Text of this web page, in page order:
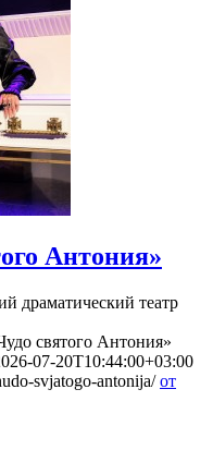
Антония»
драматический театр
святого Антония»
07-20T10:44:00+03:00
svjatogo-antonija/ от